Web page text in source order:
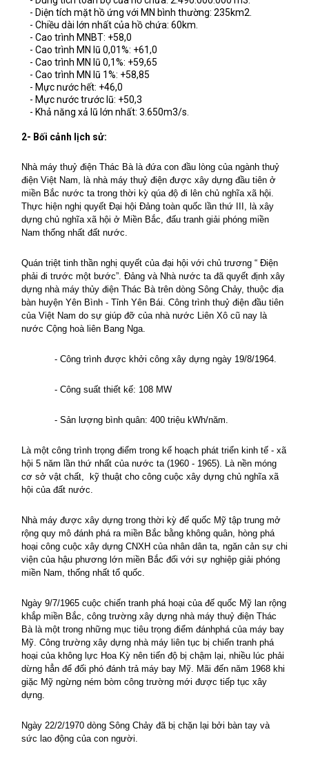
- Diện tích mặt hồ ứng với MN bình thường: 235km2.
- Chiều dài lớn nhất của hồ chứa: 60km.
- Cao trình MNBT: +58,0
- Cao trình MN lũ 0,01%: +61,0
- Cao trình MN lũ 0,1%: +59,65
- Cao trình MN lũ 1%: +58,85
- Mực nước hết: +46,0
- Mực nước trước lũ: +50,3
- Khả năng xả lũ lớn nhất: 3.650m3/s.
2- Bối cảnh lịch sử:
Nhà máy thuỷ điện Thác Bà là đứa con đầu lòng của ngành thuỷ
điện Việt Nam , là nhà máy thuỷ điện được xây dựng đầu tiên ở
miền Bắc nước ta trong thời kỳ qúa độ đi lên chủ nghĩa xã hội.
Thực hiện nghị quyết Đại hội Đảng toàn quốc lần thứ III, là xây
dựng chủ nghĩa xã hội ở Miền Bắc, đấu tranh giải phóng miền
Nam thống nhất đất nước.
Quán triệt tinh thần nghị quyết của đại hội với chủ trương “ Điện
phải đi trước một bước”. Đảng và Nhà nước ta đã quyết định xây
dựng nhà máy thủy điện Thác Bà trên dòng Sông Chảy, thuộc địa
bàn huyện Yên Bình - Tỉnh Yên Bái. Công trình thuỷ điện đầu tiên
của Việt Nam do sự giúp đỡ của nhà nước Liên Xô cũ nay là
nước Cộng hoà liên Bang Nga.
- Công trình được khởi công xây dựng ngày 19/8/1964.
- Công suất thiết kế: 108 MW
- Sản lượng bình quân: 400 triệu kWh/năm.
Là một công trình trọng điểm trong kế hoạch phát triển kinh tế - xã
hội 5 năm lần thứ nhất của nước ta (1960 - 1965). Là nền móng
cơ sở vật chất,
kỹ thuật cho công cuộc xây dựng chủ nghĩa xã
hội của đất nước.
Nhà máy được xây dựng trong thời kỳ đế quốc Mỹ tập trung mở
rộng quy mô đánh phá ra miền Bắc bằng không quân, hòng phá
hoại công cuộc xây dựng CNXH của nhân dân ta, ngăn cản sự chi
viện của hậu phương lớn miền Bắc đối với sự nghiệp giải phóng
miền Nam , thống nhất tổ quốc.
Ngày 9/7/1965 cuộc chiến tranh phá hoại của đế quốc Mỹ lan rộng
khắp miền Bắc, công trường xây dựng nhà máy thuỷ điện Thác
Bà là một trong những mục tiêu trọng điểm đánhphá của máy bay
Mỹ. Công trường xây dựng nhà máy liên tục bị chiến tranh phá
hoại của không lực Hoa Kỳ nên tiến độ bị chậm lại, nhiều lúc phải
dừng hẳn để đối phó đánh trả máy bay Mỹ. Mãi đến năm 1968 khi
giặc Mỹ ngừng ném bòm công trường mới được tiếp tục xây
dựng.
Ngày 22/2/1970 dòng Sông Chảy đã bị chặn lại bởi bàn tay và
sức lao động của con người.